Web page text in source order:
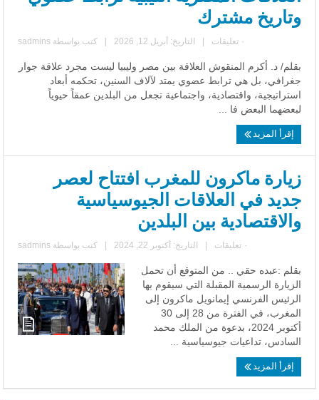
وتاريخ مشترك
كتب بواسطة sadmins | التاريخ: أبريل 12, 2026 | ٠ تعليقات
بقلم/ د. أكرم المنقوش العلاقة بين مصر وليبيا ليست مجرد علاقة جوار
جغرافي، بل هي ترابط عضوي يمتد لآلاف السنين، تحكمه أبعاد
استراتيجية، واقتصادية، واجتماعية تجعل من البلدين عمقاً حيوياً
لبعضهما البعض فا ...
إقرأ المزيد
زيارة ماكرون للمغرب افتتاح لعصر
جديد في العلاقات الجيوسياسية
والاقتصادية بين البلدين
كتب بواسطة sadmins | التاريخ: أكتوبر 22, 2024 | ٠ تعليقات
بقلم :عبده حقي .. من المتوقع أن تحمل
الزيارة الرسمية المقبلة التي سيقوم بها
الرئيس الفرنسي إيمانويل ماكرون إلى
المغرب، في الفترة من 28 إلى 30
أكتوبر 2024، بدعوة من الملك محمد
السادس، تداعيات جيوسياسية ...
إقرأ المزيد